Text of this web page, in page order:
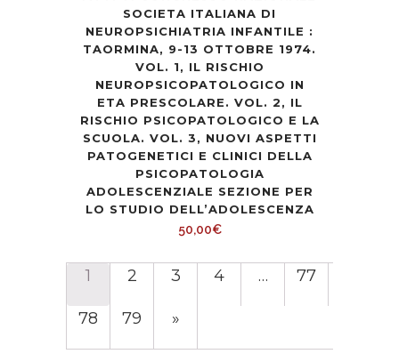
SOCIETA ITALIANA DI
NEUROPSICHIATRIA INFANTILE :
TAORMINA, 9-13 OTTOBRE 1974.
VOL. 1, IL RISCHIO
NEUROPSICOPATOLOGICO IN
ETA PRESCOLARE. VOL. 2, IL
RISCHIO PSICOPATOLOGICO E LA
SCUOLA. VOL. 3, NUOVI ASPETTI
PATOGENETICI E CLINICI DELLA
PSICOPATOLOGIA
ADOLESCENZIALE SEZIONE PER
LO STUDIO DELL’ADOLESCENZA
50,00€
1 2 3 4 … 77
78 79 »